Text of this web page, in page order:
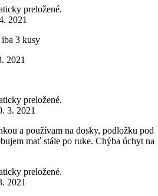
preložené.
2021
3 kusy
2021
preložené.
3. 2021
a používam na dosky, podložku pod
mať stále po ruke. Chýba úchyt na
preložené.
2021